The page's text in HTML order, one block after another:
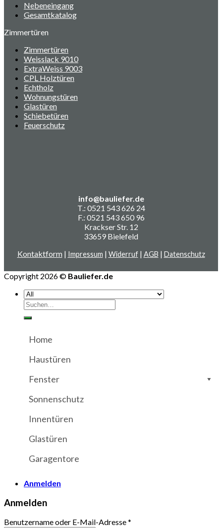
Nebeneingang
Gesamtkatalog
Zimmertüren
Zimmertüren
Weisslack 9010
ExtraWeiss 9003
CPL Holztüren
Echtholz
Wohnungstüren
Glastüren
Schiebetüren
Feuerschutz
info@bauliefer.de
T.: 0521 543 626 24
F.: 0521 543 650 96
Krackser Str. 12
33659 Bielefeld
Kontaktform | Impressum | Widerruf| AGB | Datenschutz
Copyright 2026 © Bauliefer.de
Suchen
nach:
Home
Haustüren
Fenster
Sonnenschutz
Innentüren
Glastüren
Garagentore
Anmelden
Anmelden
Benutzername oder E-Mail-Adresse*